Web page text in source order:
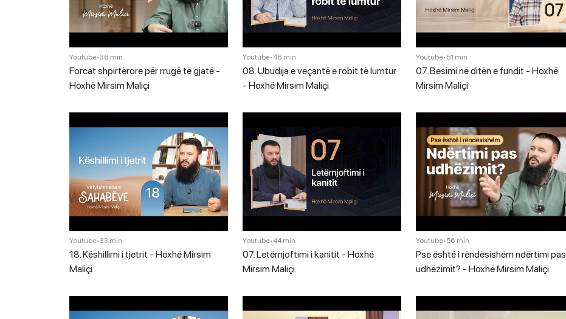
Youtube•36 min
Forcat shpirtërore për rrugë të gjatë -
Hoxhë Mirsim Maliçi
Youtube• 46 min
08. Ubudija e veçantë e robit të lumtur
- Hoxhë Mirsim Maliçi
Youtube• 51 min
07. Besimi në ditën e fundit - Hoxhë
Mirsim Maliçi
Youtube•33 min
18. Këshillimi i tjetrit - Hoxhë Mirsim
Maliçi
Youtube• 44 min
07. Letërnjoftimi i kanitit - Hoxhë
Mirsim Maliçi
Youtube• 56 min
Pse është i rëndësishëm ndërtimi pas
udhëzimit? - Hoxhë Mirsim Maliçi